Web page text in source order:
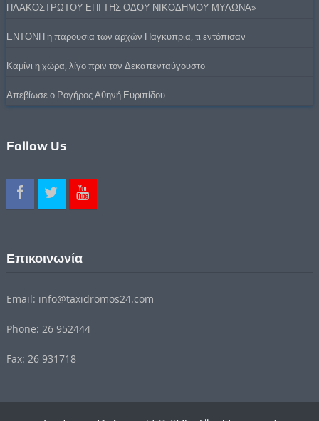
ΠΛΑΚΟΣΤΡΩΤΟΥ ΕΠΙ ΤΗΣ ΟΔΟΥ ΝΙΚΟΔΗΜΟΥ ΜΥΛΩΝΑ»
ΕΝΤΟΝΗ η παρουσία των αρχών Παγκυπρια, τι εντόπισαν
Καμίνι η χώρα, λίγο πριν τον Δεκαπενταύγουστο
Απεβίωσε ο Ρογήρος Αθηνή Ευριπίδου
Follow Us
Επικοινωνία
Email: info@taxidromos24.com
Phone: 26 952444
Fax: 26 931718